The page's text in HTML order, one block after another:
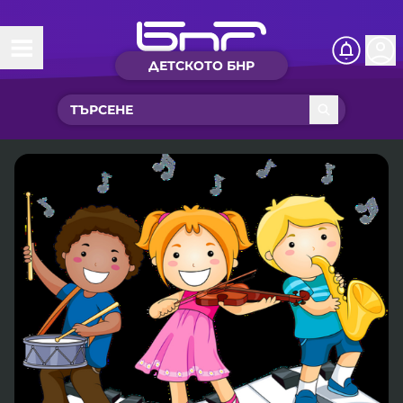
ДЕТСКОТО БНР
Начало
Какво ново?
Рубрики с вълшебства
Детско радио
Чуйте
Новините на детски език
Приказки
Песнички
Искри
Интересен архив
Нашите гости